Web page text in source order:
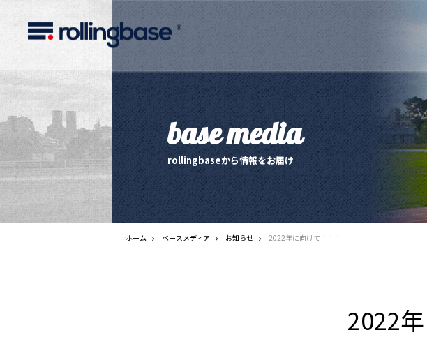
base media
rollingbaseから情報をお届け
ホーム ベースメディア お知らせ 2022年に向けて！！！
2022